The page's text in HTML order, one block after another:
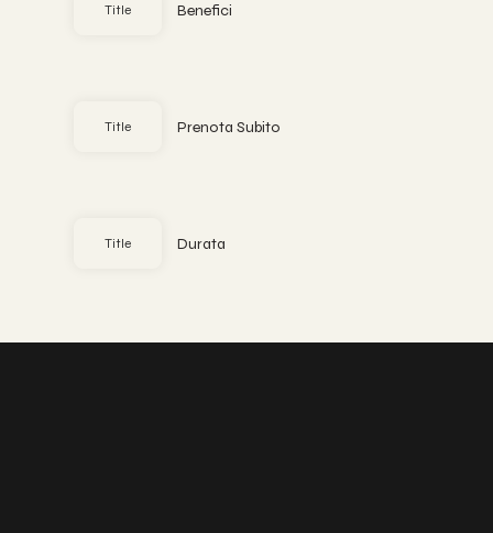
Title Benefici
Title Prenota Subito
Title Durata